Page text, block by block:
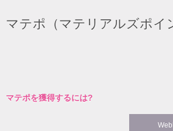
マテポ（マテリアルズポイ
マテポを獲得するには?